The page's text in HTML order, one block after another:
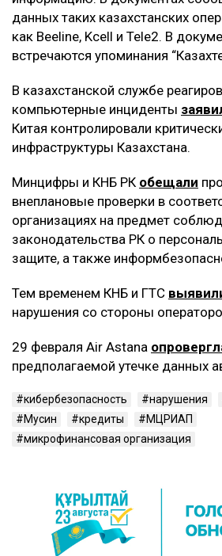
данных таких казахстанских
как Beeline, Kcell и Tele2. В
встречаются упоминания
В казахстанской службе
компьютерные инциденты
Китая контролировали
инфраструктуры Казахстана.
Минцифры и КНБ РК обещали
внеплановые проверки в
организациях на предмет
законодательства РК о
защите, а также
Тем временем КНБ и ГТС
нарушения со стороны
29 февраля Air Astana
предполагаемой утечке данных
кибербезопасность нарушения
Мусин
кредиты
МЦРИАП
микрофинансовая организация